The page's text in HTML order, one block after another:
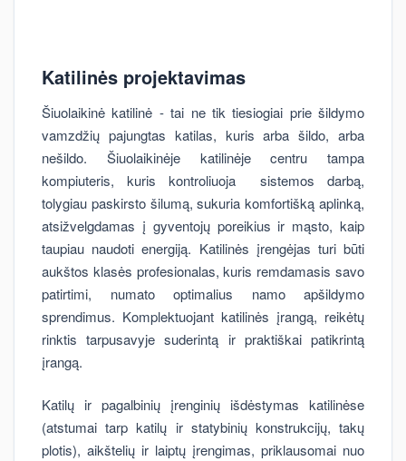
Katilinės projektavimas
Šiuolaikinė katilinė - tai ne tik tiesiogiai prie šildymo
vamzdžių pajungtas katilas, kuris arba šildo, arba
nešildo. Šiuolaikinėje katilinėje centru tampa
kompiuteris, kuris kontroliuoja sistemos darbą,
tolygiau paskirsto šilumą, sukuria komfortišką aplinką,
atsižvelgdamas į gyventojų poreikius ir mąsto, kaip
taupiau naudoti energiją. Katilinės įrengėjas turi būti
aukštos klasės profesionalas, kuris remdamasis savo
patirtimi, numato optimalius namo apšildymo
sprendimus. Komplektuojant katilinės įrangą, reikėtų
rinktis tarpusavyje suderintą ir praktiškai patikrintą
įrangą.
Katilų ir pagalbinių įrenginių išdėstymas katilinėse
(atstumai tarp katilų ir statybinių konstrukcijų, takų
plotis), aikštelių ir laiptų įrengimas, priklausomai nuo